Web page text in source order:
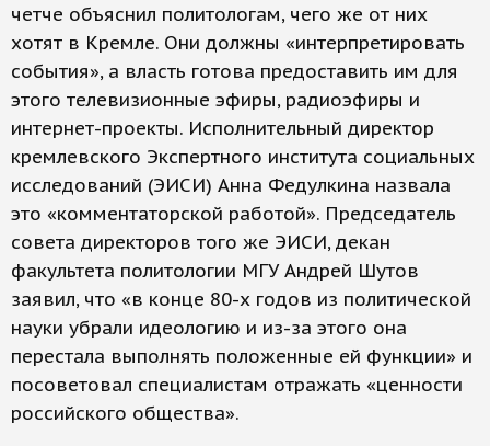
четче объяснил политологам, чего же от них
хотят в Кремле. Они должны «интерпретировать
события», а власть готова предоставить им для
этого телевизионные эфиры, радиоэфиры и
интернет-проекты. Исполнительный директор
кремлевского Экспертного института социальных
исследований (ЭИСИ) Анна Федулкина назвала
это «комментаторской работой». Председатель
совета директоров того же ЭИСИ, декан
факультета политологии МГУ Андрей Шутов
заявил, что «в конце 80-х годов из политической
науки убрали идеологию и из-за этого она
перестала выполнять положенные ей функции» и
посоветовал специалистам отражать «ценности
российского общества».